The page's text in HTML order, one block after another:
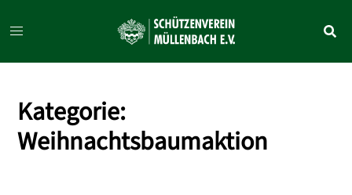
Inhalt
Kategorie:
Weihnachtsbaumaktion